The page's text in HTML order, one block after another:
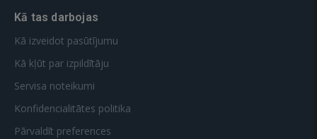
Kā tas darbojas
Kā izveidot pasūtījumu
Kā kļūt par izpildītāju
Servisa noteikumi
Konfidencialitātes politika
Pārvaldīt preferences